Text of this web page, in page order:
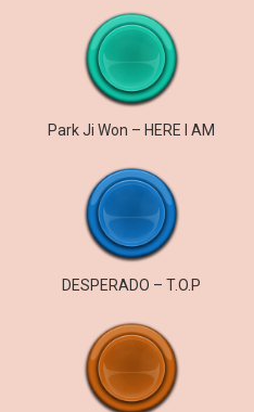
Park Ji Won – HERE I AM
DESPERADO – T.O.P